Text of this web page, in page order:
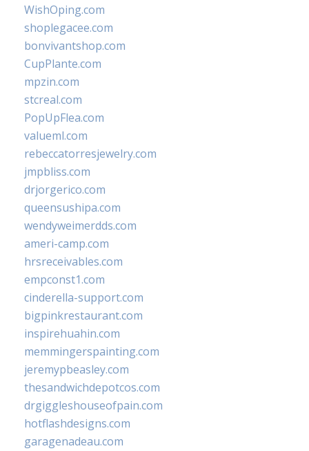
WishOping.com
shoplegacee.com
bonvivantshop.com
CupPlante.com
mpzin.com
stcreal.com
PopUpFlea.com
valueml.com
rebeccatorresjewelry.com
jmpbliss.com
drjorgerico.com
queensushipa.com
wendyweimerdds.com
ameri-camp.com
hrsreceivables.com
empconst1.com
cinderella-support.com
bigpinkrestaurant.com
inspirehuahin.com
memmingerspainting.com
jeremypbeasley.com
thesandwichdepotcos.com
drgiggleshouseofpain.com
hotflashdesigns.com
garagenadeau.com